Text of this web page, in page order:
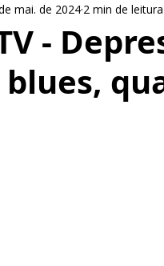
Setembro
-
mai. de 2024 2 min de leitura